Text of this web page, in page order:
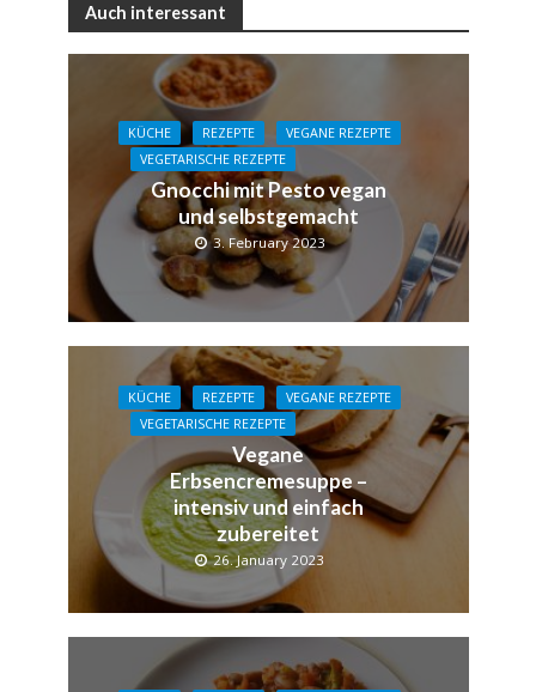
Auch interessant
KÜCHE REZEPTE
VEGANE REZEPTE
VEGETARISCHE REZEPTE
Gnocchi mit Pesto vegan
und selbstgemacht
3. February 2023
KÜCHE REZEPTE
VEGANE REZEPTE
VEGETARISCHE REZEPTE
Vegane
Erbsencremesuppe –
intensiv und einfach
zubereitet
26. January 2023